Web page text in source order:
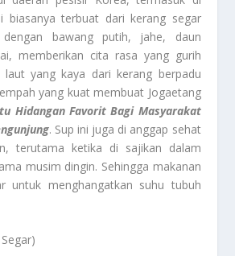
biasanya terbuat dari kerang segar
bawang putih, jahe, daun
memberikan cita rasa yang gurih
laut yang kaya dari kerang berpadu
yang kuat membuat Jogaetang
Hidangan Favorit Bagi Masyarakat
. Sup ini juga di anggap sehat
terutama ketika di sajikan dalam
musim dingin. Sehingga makanan
untuk menghangatkan suhu tubuh